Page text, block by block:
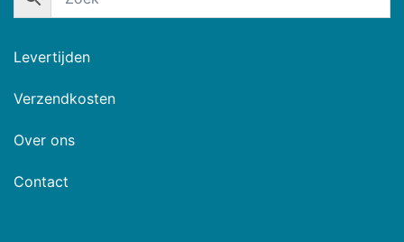
Levertijden
Verzendkosten
Over ons
Contact